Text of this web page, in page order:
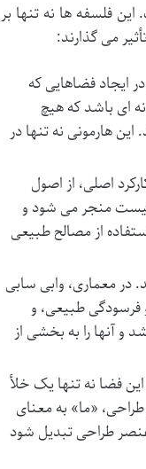
فلسفه ها نه تنها بر
می گذارند:
ایجاد فضاهایی که
ای باشد که هیچ
هارمونی نه تنها در
اصلی، از اصول
منجر می شود و
از مصالح طبیعی
در معماری، وابی سابی
فرسودگی طبیعی، و
و آنها را به بخشی از
فضا نه تنها یک خلأ
«ما» به معنای
طراحی تبدیل شود